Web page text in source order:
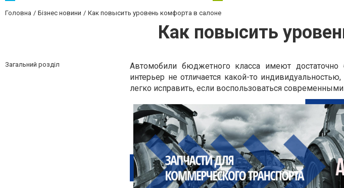
Головна Бізнес новини Как повысить уровень комфорта в салоне
Как повысить
Загальний розділ
Автомобили бюджетного класса имеют
интерьер не отличается какой-то
легко исправить, если воспользоваться